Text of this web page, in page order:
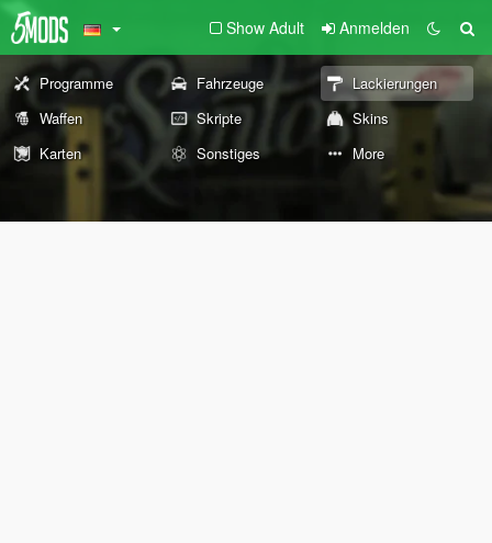
Show Adult Anmelden
Programme Fahrzeuge
Lackierungen
Waffen
Skripte
Skins
Karten
Sonstiges More